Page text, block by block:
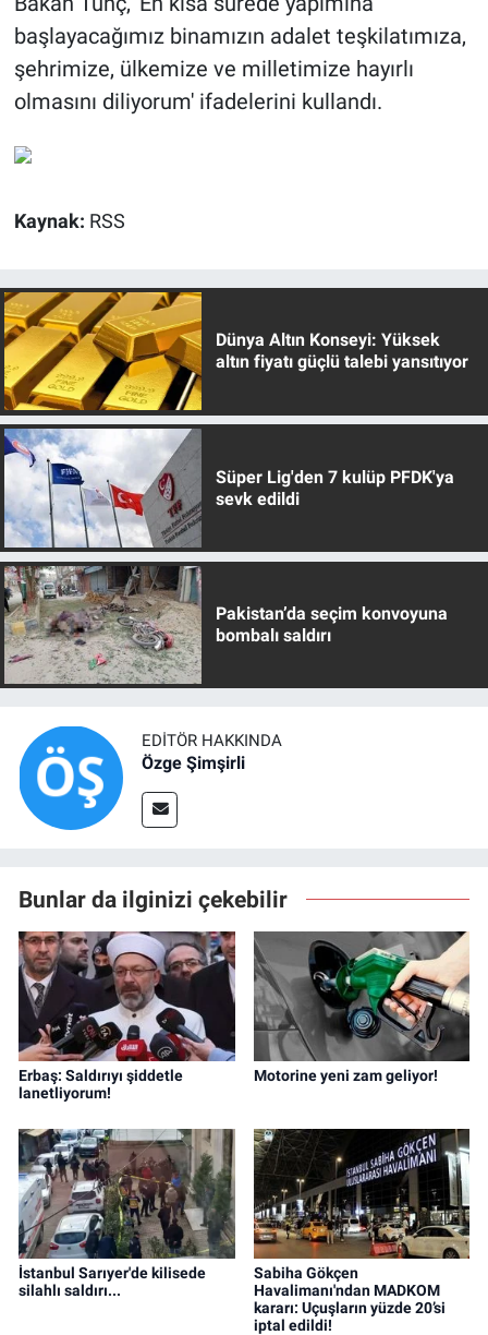
başlayacağımız binamızın adalet teşkilatımıza,
şehrimize, ülkemize ve milletimize hayırlı
olmasını diliyorum' ifadelerini kullandı.
Kaynak: RSS
Dünya Altın Konseyi: Yüksek
altın fiyatı güçlü talebi yansıtıyor
Süper Lig'den 7 kulüp PFDK'ya
sevk edildi
Pakistan’da seçim konvoyuna
bombalı saldırı
EDITÖR HAKKINDA
Özge Şimşirli
Bunlar da ilginizi çekebilir
Erbaş: Saldırıyı şiddetle
lanetliyorum!
Motorine yeni zam geliyor!
İstanbul Sarıyer'de kilisede
silahlı saldırı...
Sabiha Gökçen
Havalimanı'ndan MADKOM
kararı: Uçuşların yüzde 20’si
iptal edildi!